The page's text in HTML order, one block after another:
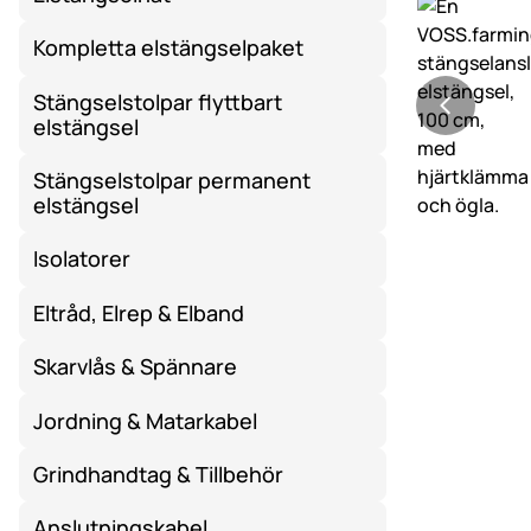
Kompletta elstängselpaket
Stängselstolpar flyttbart
elstängsel
Stängselstolpar permanent
elstängsel
Isolatorer
Eltråd, Elrep & Elband
Skarvlås & Spännare
Jordning & Matarkabel
Grindhandtag & Tillbehör